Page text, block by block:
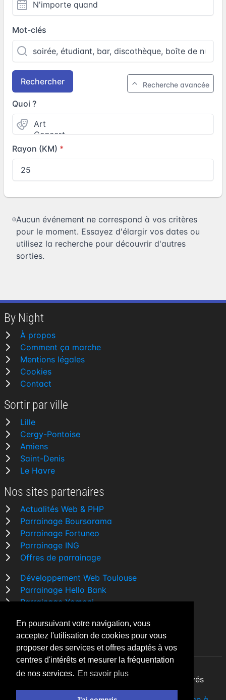
En poursuivant votre navigation, vous
acceptez l'utilisation de cookies pour vous
proposer des services et offres adaptés à vos
centres d'intérêts et mesurer la fréquentation
de nos services. En savoir plus
Mot-clés
Rechercher Recherche avancée
Quoi ?
Rayon (KM)
Aucun événement ne correspond à vos critères
pour le moment. Essayez d'élargir vos dates ou
utilisez la recherche pour découvrir d'autres
sorties.
By Night
À propos
Comment ça marche
Mentions légales
Cookies
Contact
Sortir par ville
Lille
Cergy-Pontoise
Amiens
Saint-Denis
Le Havre
Nos sites partenaires
Actualités Web & PHP
Parrainage Boursorama
Parrainage Fortuneo
Parrainage ING
Offres de parrainage
Développement Web Toulouse
Parrainage Hello Bank
Parrainage Yomoni
Comparatif banque
By Night v5.7.3| © 2026 - Tous droits réservés